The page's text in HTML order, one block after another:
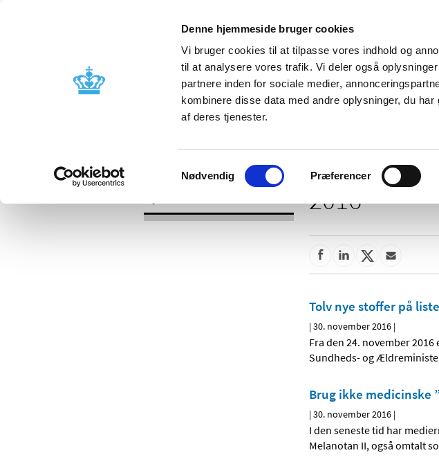
Denne hjemmeside bruger cookies
Vi bruger cookies til at tilpasse vores indhold og
til at analysere vores trafik. Vi deler også
partnere inden for sociale medier,
kombinere disse data med andre oplysninger, du
af deres tjenester.
Samtykkevalg
Nødvendig Præferencer
Godkendelse og
Bivirkninger og
produktinformation
Tilskud
2016
Tolv nye stoffer på
|30. november 2016 |
Fra den 24. november
Sundheds- og
Brug ikke medicinske
|30. november 2016 |
I den seneste tid har
Melanotan II, også omtalt